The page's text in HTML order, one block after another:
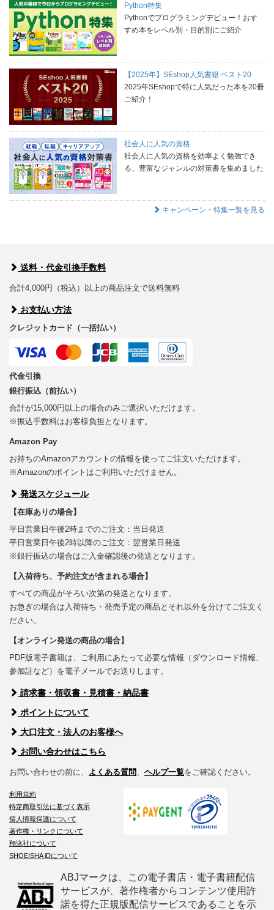
Python特集
Pythonでプログラミングデビュー！おす
すめ本をレベル別・目的別にご紹介
【2025年】SEshop人気書籍 ベスト20
2025年SEshopで特に人気だった本を20冊
ご紹介！
社会人に人気の資格
社会人に人気の資格を効率よく勉強でき
る、豊富なジャンルの対策書を集めました
キャンペーン・特集一覧を見る
送料・代金引換手数料
合計4,000円（税込）以上の商品注文で送料無料
お支払い方法
クレジットカード（一括払い）
代金引換
銀行振込（前払い）
合計が15,000円以上の場合のみご選択いただけます。
※振込手数料はお客様負担となります。
Amazon Pay
お持ちのAmazonアカウントの情報を使ってご注文いただけます。
※Amazonのポイントはご利用いただけません。
発送スケジュール
【在庫ありの場合】
平日営業日午後2時までのご注文：当日発送
平日営業日午後2時以降のご注文：翌営業日発送
※銀行振込の場合はご入金確認後の発送となります。
【入荷待ち、予約注文が含まれる場合】
すべての商品がそろい次第の発送となります。
お急ぎの場合は入荷待ち・発売予定の商品とそれ以外を分けてご注文く
ださい。
【オンライン発送の商品の場合】
PDF版電子書籍は、ご利用にあたって必要な情報（ダウンロード情報、
参加証など）を電子メールでお送りします。
請求書・領収書・見積書・納品書
ポイントについて
大口注文・法人のお客様へ
お問い合わせはこちら
お問い合わせの前に、 よくある質問、 ヘルプ一覧をご確認ください。
利用規約
特定商取引法に基づく表示
個人情報保護について
著作権・リンクについて
翔泳社について
SHOEISHA iDについて
ABJマークは、この電子書店・電子書籍配信
サービスが、著作権者からコンテンツ使用許
諾を得た正規版配信サービスであることを示